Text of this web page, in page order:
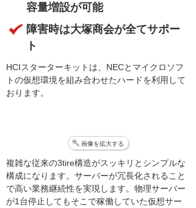
容量増設が可能
障害時は大塚商会が全てサポー
ト
HCIスターターキットは、NECとマイクロソフ
トの仮想環境を組み合わせたハードを利用して
おります。
画像を拡大する
複雑な従来の3tire構造がスッキリとシンプルな
構成になります。サーバーが冗長化されること
で高い業務継続性を実現します。物理サーバー
が1台停止してもそこで稼働していた仮想サー